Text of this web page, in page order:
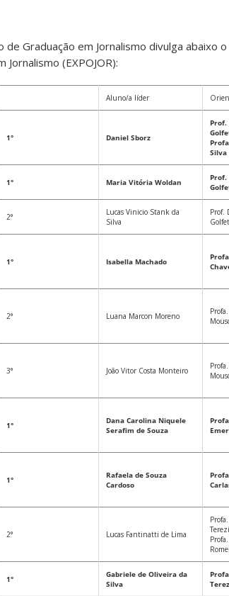
de Graduação em Jornalismo divulga abaixo
(EXPOJOR):
Aluno/a líder
1° Daniel Sborz
Prof.
Silva
1° Maria Vitória Woldan
Prof.
2°
Lucas Vinicio Stank da
Silva
Prof.
1° Isabella Machado
2° Luana Marcon Moreno
3° João Vitor Costa Monteiro
1°
Dana Carolina Niquele
Serafim de Souza
1°
Rafaela de Souza
Cardoso
2° Lucas Fantinatti de Lima
1°
Gabriele de Oliveira da
Silva